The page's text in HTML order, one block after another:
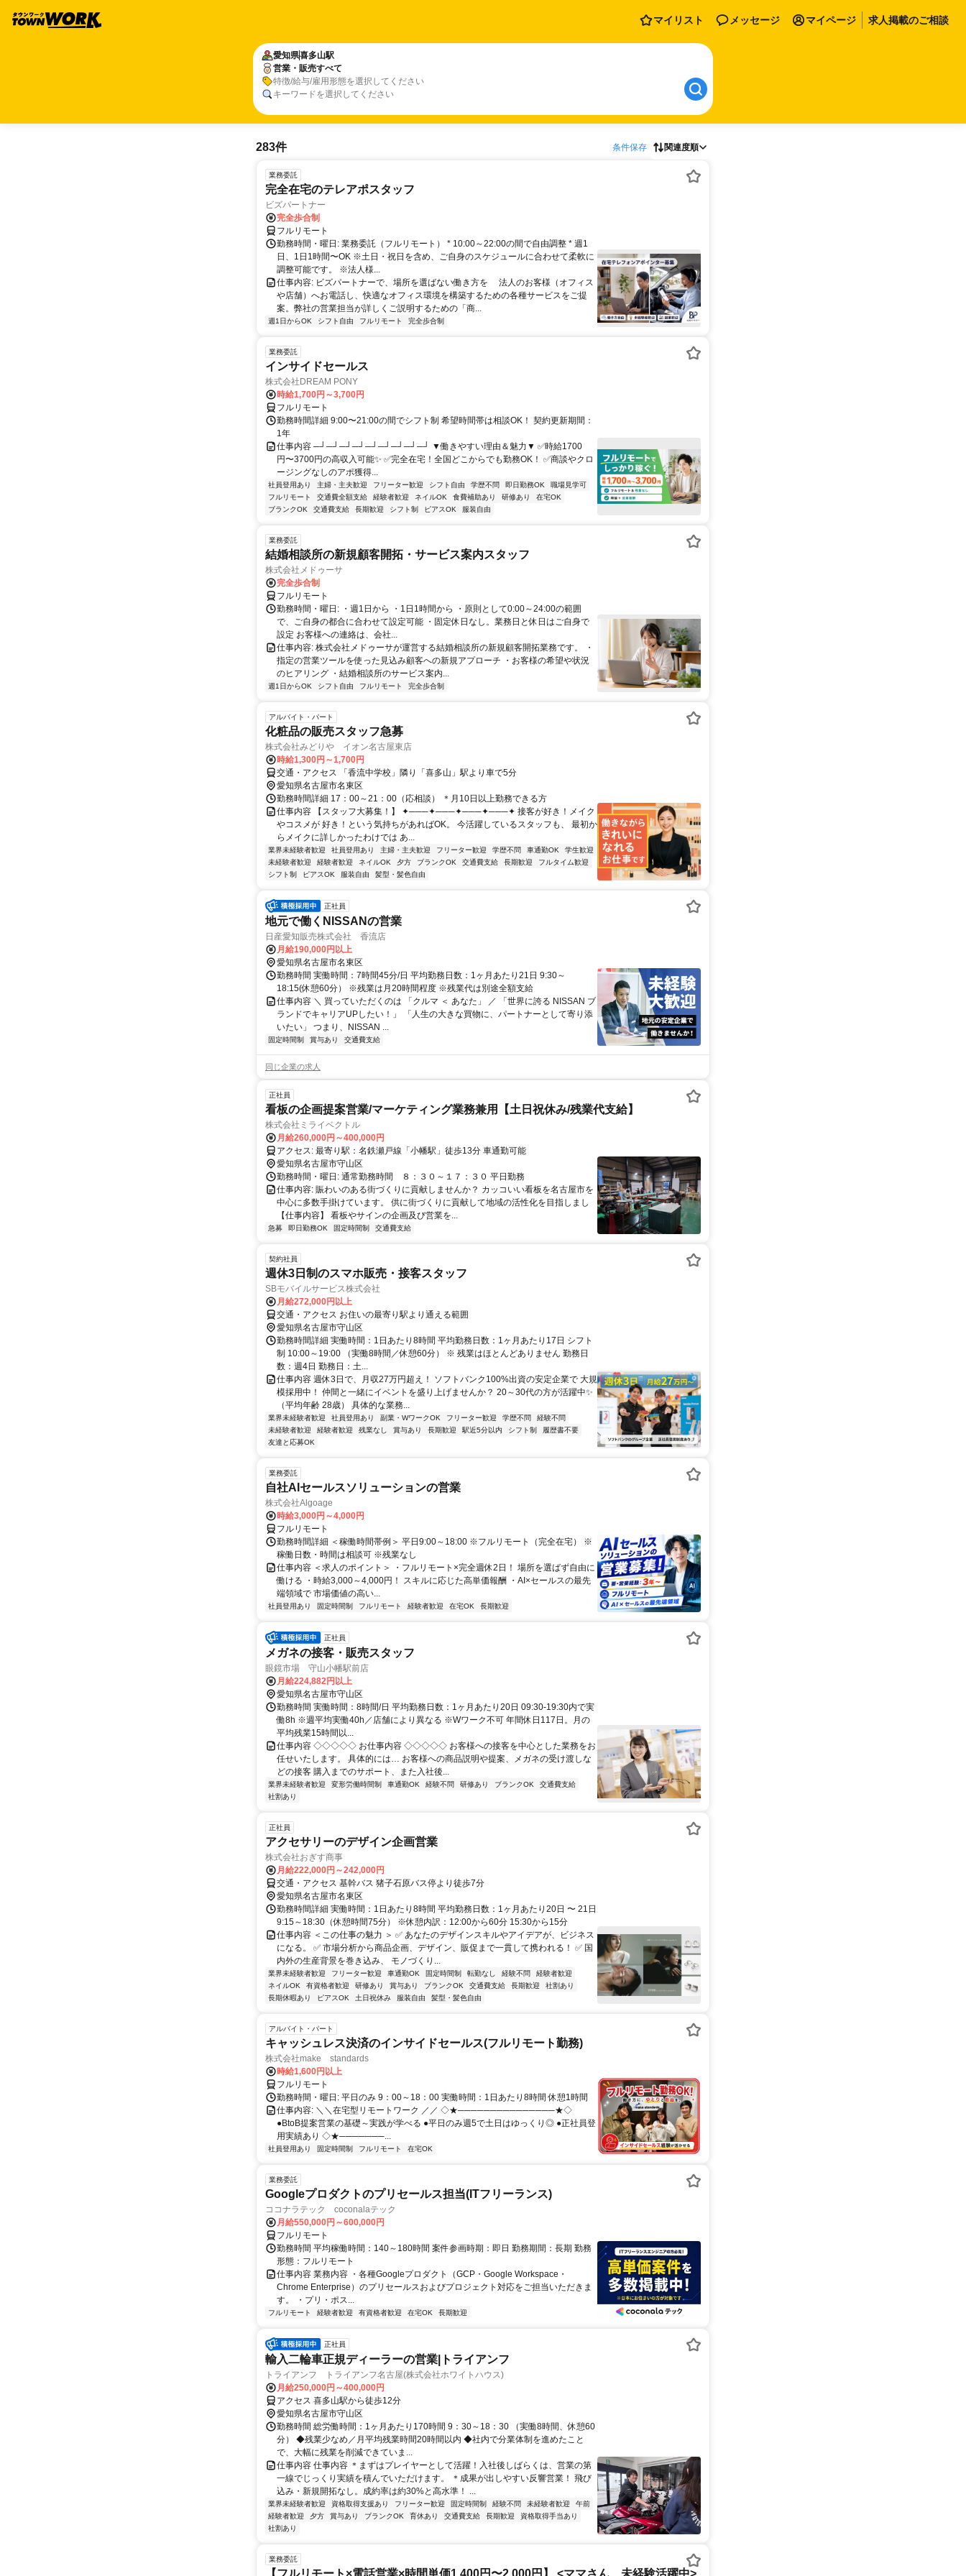
マイリスト メッセージ マイページ 求人掲載のご相談
愛知県喜多山駅
営業・販売すべて
特徴/給与/雇用形態を選択してください
キーワードを選択してください
283件 条件保存 関連度順
業務委託
完全在宅のテレアポスタッフ
ビズパートナー
完全歩合制
フルリモート
勤務時間・曜日: 業務委託（フルリモート） * 10:00～22:00の間で自由調整 * 週1
日、1日1時間〜OK ※土日・祝日を含め、ご自身のスケジュールに合わせて柔軟に
調整可能です。 ※法人様...
仕事内容: ビズパートナーで、場所を選ばない働き方を 法人のお客様（オフィス
や店舗）へお電話し、快適なオフィス環境を構築するための各種サービスをご提
案。弊社の営業担当が詳しくご説明するための「商...
週1日からOK シフト自由 フルリモート 完全歩合制
業務委託
インサイドセールス
株式会社DREAM PONY
時給1,700円～3,700円
フルリモート
勤務時間詳細 9:00〜21:00の間でシフト制 希望時間帯は相談OK！ 契約更新期間：
1年
仕事内容 ─┘─┘─┘─┘─┘─┘─┘─┘─┘ ▼働きやすい理由＆魅力▼ ✅時給1700
円〜3700円の高収入可能✨ ✅完全在宅！全国どこからでも勤務OK！ ✅商談やクロ
ージングなしのアポ獲得...
社員登用あり 主婦・主夫歓迎 フリーター歓迎 シフト自由 学歴不問 即日勤務OK
職場見学可
フルリモート
交通費全額支給 経験者歓迎 ネイルOK 食費補助あり 研修あり
在宅OK
ブランクOK
交通費支給 長期歓迎 シフト制 ピアスOK 服装自由
業務委託
結婚相談所の新規顧客開拓・サービス案内スタッフ
株式会社メドゥーサ
完全歩合制
フルリモート
勤務時間・曜日: ・週1日から ・1日1時間から ・原則として0:00～24:00の範囲
で、ご自身の都合に合わせて設定可能 ・固定休日なし。業務日と休日はご自身で
設定 お客様への連絡は、会社...
仕事内容: 株式会社メドゥーサが運営する結婚相談所の新規顧客開拓業務です。 ・
指定の営業ツールを使った見込み顧客への新規アプローチ ・お客様の希望や状況
のヒアリング ・結婚相談所のサービス案内...
週1日からOK シフト自由 フルリモート 完全歩合制
アルバイト・パート
化粧品の販売スタッフ急募
株式会社みどりや イオン名古屋東店
時給1,300円～1,700円
交通・アクセス 「香流中学校」隣り「喜多山」駅より車で5分
愛知県名古屋市名東区
勤務時間詳細 17：00～21：00（応相談） ＊月10日以上勤務できる方
仕事内容 【スタッフ大募集！】 ✦───✦───✦───✦───✦ 接客が好き！メイク
やコスメが 好き！という気持ちがあればOK。 今活躍しているスタッフも、 最初か
らメイクに詳しかったわけでは あ...
業界未経験者歓迎 社員登用あり 主婦・主夫歓迎 フリーター歓迎 学歴不問 車通勤OK
学生歓迎
未経験者歓迎
経験者歓迎 ネイルOK 夕方 ブランクOK 交通費支給 長期歓迎
フルタイム歓迎
シフト制
ピアスOK 服装自由 髪型・髪色自由
正社員
地元で働くNISSANの営業
日産愛知販売株式会社 香流店
月給190,000円以上
愛知県名古屋市名東区
勤務時間 実働時間：7時間45分/日 平均勤務日数：1ヶ月あたり21日 9:30～
18:15(休憩60分） ※残業は月20時間程度 ※残業代は別途全額支給
仕事内容 ＼ 買っていただくのは 「クルマ ＜ あなた」 ／ 「世界に誇る NISSAN ブ
ランドでキャリアUPしたい！」 「人生の大きな買物に、パートナーとして寄り添
いたい」 つまり、NISSAN ...
固定時間制 賞与あり 交通費支給
同じ企業の求人
正社員
看板の企画提案営業/マーケティング業務兼用【土日祝休み/残業代支給】
株式会社ミライベクトル
月給260,000円～400,000円
アクセス: 最寄り駅：名鉄瀬戸線「小幡駅」徒歩13分 車通勤可能
愛知県名古屋市守山区
勤務時間・曜日: 通常勤務時間 ８：３０～１７：３０ 平日勤務
仕事内容: 賑わいのある街づくりに貢献しませんか？ カッコいい看板を名古屋市を
中心に多数手掛けています。 供に街づくりに貢献して地域の活性化を目指しまし
【仕事内容】 看板やサインの企画及び営業を...
急募 即日勤務OK 固定時間制 交通費支給
契約社員
週休3日制のスマホ販売・接客スタッフ
SBモバイルサービス株式会社
月給272,000円以上
交通・アクセス お住いの最寄り駅より通える範囲
愛知県名古屋市守山区
勤務時間詳細 実働時間：1日あたり8時間 平均勤務日数：1ヶ月あたり17日 シフト
制 10:00～19:00 （実働8時間／休憩60分） ※ 残業はほとんどありません 勤務日
数：週4日 勤務日：土...
仕事内容 週休3日で、月収27万円超え！ ソフトバンク100%出資の安定企業で 大規
模採用中！ 仲間と一緒にイベントを盛り上げませんか？ 20～30代の方が活躍中✨
（平均年齢 28歳） 具体的な業務...
業界未経験者歓迎 社員登用あり 副業・WワークOK フリーター歓迎 学歴不問
経験不問
未経験者歓迎
経験者歓迎 残業なし 賞与あり 長期歓迎 駅近5分以内 シフト制
履歴書不要
友達と応募OK
業務委託
自社AIセールスソリューションの営業
株式会社Algoage
時給3,000円～4,000円
フルリモート
勤務時間詳細 ＜稼働時間帯例＞ 平日9:00～18:00 ※フルリモート（完全在宅） ※
稼働日数・時間は相談可 ※残業なし
仕事内容 ＜求人のポイント＞ ・フルリモート×完全週休2日！ 場所を選ばず自由に
働ける ・時給3,000～4,000円！ スキルに応じた高単価報酬 ・AI×セールスの最先
端領域で 市場価値の高い...
社員登用あり 固定時間制 フルリモート 経験者歓迎 在宅OK 長期歓迎
正社員
メガネの接客・販売スタッフ
眼鏡市場 守山小幡駅前店
月給224,882円以上
愛知県名古屋市守山区
勤務時間 実働時間：8時間/日 平均勤務日数：1ヶ月あたり20日 09:30-19:30内で実
働8h ※週平均実働40h／店舗により異なる ※Wワーク不可 年間休日117日。月の
平均残業15時間以...
仕事内容 ◇◇◇◇◇ お仕事内容 ◇◇◇◇◇ お客様への接客を中心とした業務をお
任せいたします。 具体的には… お客様への商品説明や提案、メガネの受け渡しな
どの接客 購入までのサポート、また入社後...
業界未経験者歓迎 変形労働時間制 車通勤OK 経験不問 研修あり ブランクOK
交通費支給
社割あり
正社員
アクセサリーのデザイン企画営業
株式会社おぎす商事
月給222,000円～242,000円
交通・アクセス 基幹バス 猪子石原バス停より徒歩7分
愛知県名古屋市名東区
勤務時間詳細 実働時間：1日あたり8時間 平均勤務日数：1ヶ月あたり20日 〜 21日
9:15～18:30（休憩時間75分） ※休憩内訳：12:00から60分 15:30から15分
仕事内容 ＜この仕事の魅力 ＞ ✅ あなたのデザインスキルやアイデアが、ビジネス
になる。 ✅ 市場分析から商品企画、デザイン、販促まで一貫して携われる！ ✅ 国
内外の生産背景を巻き込み、 モノづくり...
業界未経験者歓迎 フリーター歓迎 車通勤OK 固定時間制 転勤なし 経験不問
経験者歓迎
ネイルOK
有資格者歓迎 研修あり 賞与あり ブランクOK 交通費支給 長期歓迎
社割あり
長期休暇あり
ピアスOK 土日祝休み 服装自由 髪型・髪色自由
アルバイト・パート
キャッシュレス決済のインサイドセールス(フルリモート勤務)
株式会社make standards
時給1,600円以上
フルリモート
勤務時間・曜日: 平日のみ 9：00～18：00 実働時間：1日あたり8時間 休憩1時間
仕事内容: ＼＼在宅型リモートワーク ／／ ◇★───────────────★◇
●BtoB提案営業の基礎～実践が学べる ●平日のみ週5で土日はゆっくり◎ ●正社員登
用実績あり ◇★───────...
社員登用あり 固定時間制 フルリモート 在宅OK
業務委託
Googleプロダクトのプリセールス担当(ITフリーランス)
ココナラテック coconalaテック
月給550,000円～600,000円
フルリモート
勤務時間 平均稼働時間：140～180時間 案件参画時期：即日 勤務期間：長期 勤務
形態：フルリモート
仕事内容 業務内容 ・各種Googleプロダクト（GCP・Google Workspace・
Chrome Enterprise）のプリセールスおよびプロジェクト対応をご担当いただきま
す。 ・プリ・ポス...
フルリモート 経験者歓迎 有資格者歓迎 在宅OK 長期歓迎
正社員
輸入二輪車正規ディーラーの営業|トライアンフ
トライアンフ トライアンフ名古屋(株式会社ホワイトハウス)
月給250,000円～400,000円
アクセス 喜多山駅から徒歩12分
愛知県名古屋市守山区
勤務時間 総労働時間：1ヶ月あたり170時間 9：30～18：30 （実働8時間、休憩60
分） ◆残業少なめ／月平均残業時間20時間以内 ◆社内で分業体制を進めたこと
で、大幅に残業を削減できていま...
仕事内容 仕事内容 ＊まずはプレイヤーとして活躍！入社後しばらくは、営業の第
一線でじっくり実績を積んでいただけます。 ＊成果が出しやすい反響営業！ 飛び
込み・新規開拓なし。成約率は約30%と高水準！ ...
業界未経験者歓迎 資格取得支援あり フリーター歓迎 固定時間制 経験不問 未経験者歓迎
午前
経験者歓迎
夕方 賞与あり ブランクOK 育休あり 交通費支給 長期歓迎
資格取得手当あり
社割あり
業務委託
【フルリモート×電話営業×時間単価1,400円〜2,000円】 <ママさん、未経験活躍中>